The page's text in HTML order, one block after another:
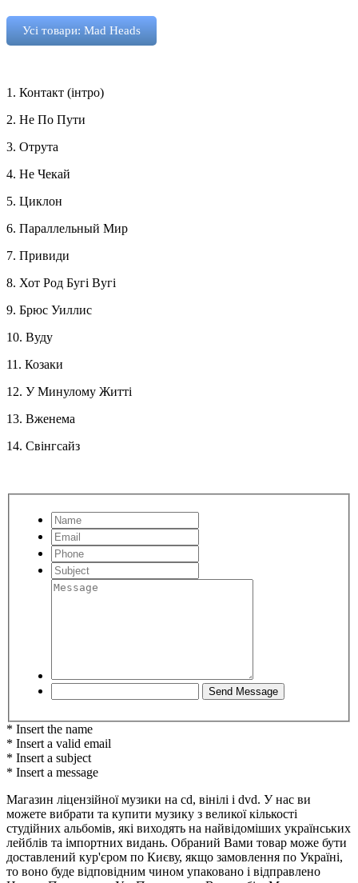
Усі товари: Mad Heads
1. Контакт (iнтро)
2. Не По Пути
3. Отрута
4. Не Чекай
5. Циклон
6. Параллельный Мир
7. Привиди
8. Хот Род Бугi Вугi
9. Брюс Уиллис
10. Вуду
11. Козаки
12. У Минулому Життi
13. Вженема
14. Свiнгсайз
* Insert the name
* Insert a valid email
* Insert a subject
* Insert a message
Магазин ліцензійної музики на cd, вінілі і dvd. У нас ви
можете вибрати та купити музику з великої кількості
студійних альбомів, які виходять на найвідоміших українських
лейблів та імпортних видань. Обраний Вами товар може бути
доставлений кур'єром по Києву, якщо замовлення по Україні,
то воно буде відповідним чином упаковано і відправлено